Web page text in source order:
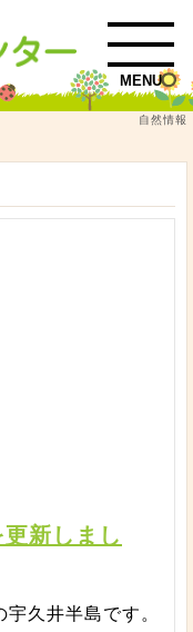
MENU
自然情報
新しまし
久井半島です。